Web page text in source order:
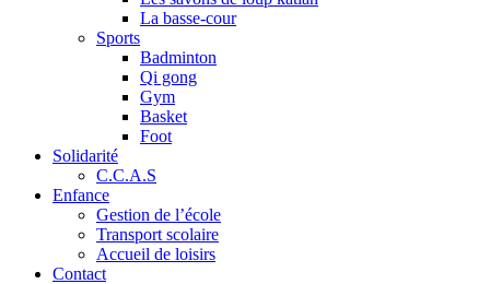
La basse-cour
Sports
Badminton
Qi gong
Gym
Basket
Foot
Solidarité
C.C.A.S
Enfance
Gestion de l’école
Transport scolaire
Accueil de loisirs
Contact